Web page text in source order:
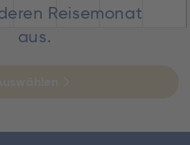
Reisemonat
aus.